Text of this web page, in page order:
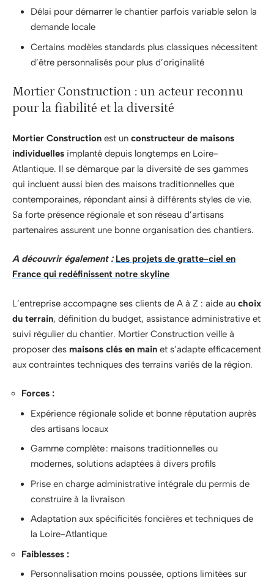
Délai pour démarrer le chantier parfois variable selon la
demande locale
Certains modèles standards plus classiques nécessitent
d’être personnalisés pour plus d’originalité
Mortier Construction : un acteur reconnu
pour la fiabilité et la diversité
Mortier Construction est un constructeur de maisons
individuelles implanté depuis longtemps en Loire-
Atlantique. Il se démarque par la diversité de ses gammes
qui incluent aussi bien des maisons traditionnelles que
contemporaines, répondant ainsi à différents styles de vie.
Sa forte présence régionale et son réseau d’artisans
partenaires assurent une bonne organisation des chantiers.
A découvrir également : Les projets de gratte-ciel en
France qui redéfinissent notre skyline
L’entreprise accompagne ses clients de A à Z : aide au choix
du terrain, définition du budget, assistance administrative et
suivi régulier du chantier. Mortier Construction veille à
proposer des maisons clés en main et s’adapte efficacement
aux contraintes techniques des terrains variés de la région.
Forces :
Expérience régionale solide et bonne réputation auprès
des artisans locaux
Gamme complète : maisons traditionnelles ou
modernes, solutions adaptées à divers profils
Prise en charge administrative intégrale du permis de
construire à la livraison
Adaptation aux spécificités foncières et techniques de
la Loire-Atlantique
Faiblesses :
Personnalisation moins poussée, options limitées sur